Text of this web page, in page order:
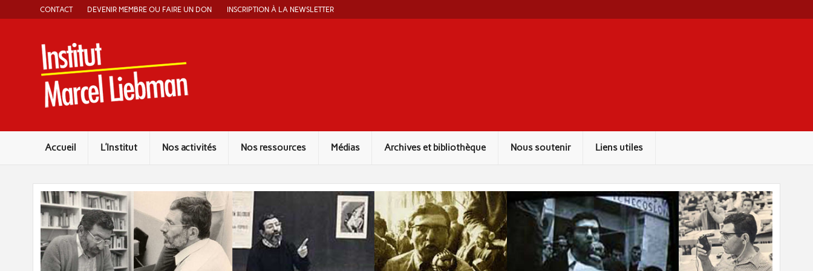
content
CONTACT DEVENIR MEMBRE OU FAIRE UN DON INSCRIPTION À LA NEWSLETTER
Accueil L’Institut Nos activités Nos ressources Médias Archives et bibliothèque Nous soutenir Liens utiles